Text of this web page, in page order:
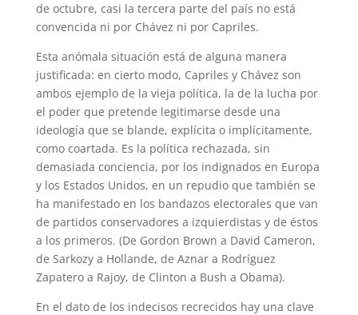
de octubre, casi la tercera parte del país no está
convencida ni por Chávez ni por Capriles.
Esta anómala situación está de alguna manera
justificada: en cierto modo, Capriles y Chávez son
ambos ejemplo de la vieja política, la de la lucha por
el poder que pretende legitimarse desde una
ideología que se blande, explícita o implícitamente,
como coartada. Es la política rechazada, sin
demasiada conciencia, por los indignados en Europa
y los Estados Unidos, en un repudio que también se
ha manifestado en los bandazos electorales que van
de partidos conservadores a izquierdistas y de éstos
a los primeros. (De Gordon Brown a David Cameron,
de Sarkozy a Hollande, de Aznar a Rodríguez
Zapatero a Rajoy, de Clinton a Bush a Obama).
En el dato de los indecisos recrecidos hay una clave